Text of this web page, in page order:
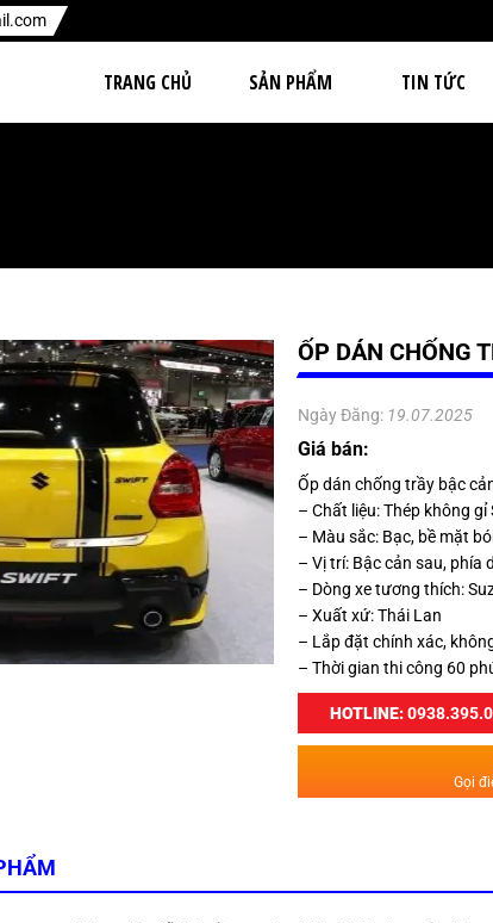
TRANG CHỦ SẢN PHẨM TIN TỨC
ỐP DÁN CHỐNG
Ngày Đăng: 19.07.2025
Giá bán:
Ốp dán chống trầy bậc
– Chất liệu: Thép không
– Màu sắc: Bạc, bề mặt
– Vị trí: Bậc cản sau, phía
– Dòng xe tương thích:
– Xuất xứ: Thái Lan
– Lắp đặt chính xác,
– Thời gian thi công 60
HOTLINE:
Gọi